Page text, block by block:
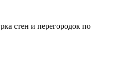
стен и перегородок по